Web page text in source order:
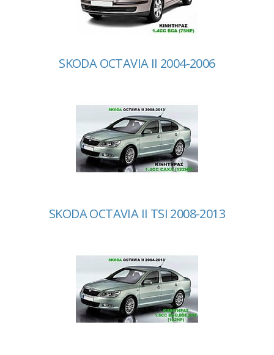
SKODA OCTAVIA II 2004-2006
SKODA OCTAVIA II TSI 2008-2013